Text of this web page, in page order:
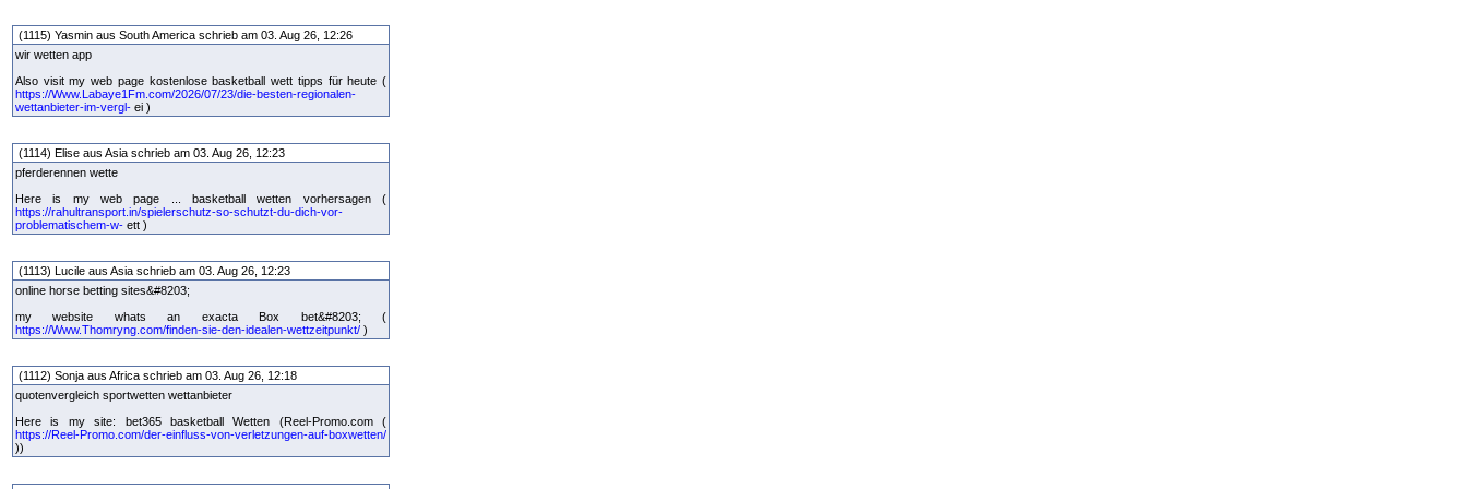
(1115) Yasmin aus South America schrieb am 03. Aug 26, 12:26
wir wetten app
Also visit my web page kostenlose basketball wett tipps für heute (
https://Www.Labaye1Fm.com/2026/07/23/die-besten-regionalen-
wettanbieter-im-vergl- ei )
(1114) Elise aus Asia schrieb am 03. Aug 26, 12:23
pferderennen wette
Here is my web page ... basketball wetten vorhersagen (
https://rahultransport.in/spielerschutz-so-schutzt-du-dich-vor-
problematischem-w- ett )
(1113) Lucile aus Asia schrieb am 03. Aug 26, 12:23
online horse betting sites&#8203;
my website whats an exacta Box bet&#8203; (
https://Www.Thomryng.com/finden-sie-den-idealen-wettzeitpunkt/ )
(1112) Sonja aus Africa schrieb am 03. Aug 26, 12:18
quotenvergleich sportwetten wettanbieter
Here is my site: bet365 basketball Wetten (Reel-Promo.com (
https://Reel-Promo.com/der-einfluss-von-verletzungen-auf-boxwetten/
))